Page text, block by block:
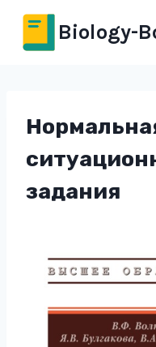
Перейти
содержимому
Biology-
задания